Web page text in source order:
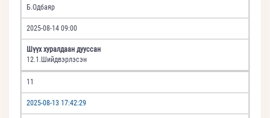
Б.Одбаяр
2025-08-14 09:00
Шүүх хуралдаан дууссан
12.1.Шийдвэрлэсэн
11
2025-08-13 17:42:29